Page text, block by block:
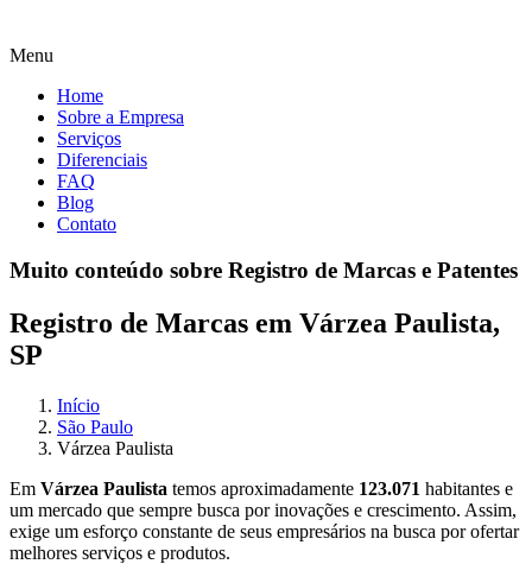
Menu
Home
Sobre a Empresa
Serviços
Diferenciais
FAQ
Blog
Contato
Muito conteúdo sobre Registro de Marcas e Patentes
Registro de Marcas em Várzea Paulista,
SP
Início
São Paulo
Várzea Paulista
Em Várzea Paulista temos aproximadamente 123.071 habitantes e
um mercado que sempre busca por inovações e crescimento. Assim,
exige um esforço constante de seus empresários na busca por ofertar
melhores serviços e produtos.